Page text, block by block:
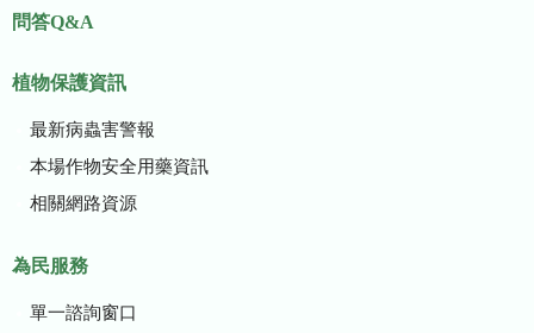
問答Q&A
植物保護資訊
最新病蟲害警報
本場作物安全用藥資訊
相關網路資源
為民服務
單一諮詢窗口